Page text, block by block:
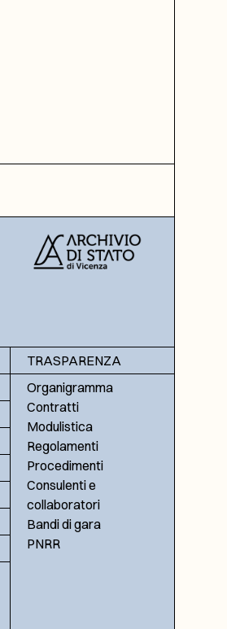
TRASPARENZA
Organigramma
Contratti
Modulistica
Regolamenti
Procedimenti
Consulenti e
collaboratori
Bandi di gara
PNRR